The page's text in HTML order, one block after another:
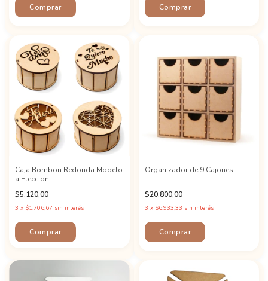
Caja Bombon Redonda Modelo
a Eleccion
$5.120,00
3 x $1.706,67 sin interés
Comprar
Organizador de 9 Cajones
$20.800,00
3 x $6.933,33 sin interés